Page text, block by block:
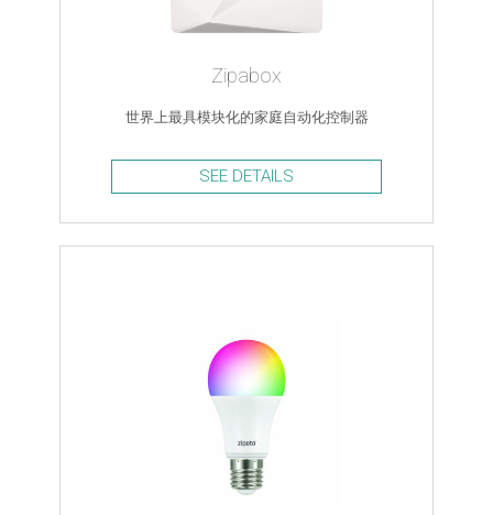
Zipabox
世界上最具模块化的家庭自动化控制器
SEE DETAILS